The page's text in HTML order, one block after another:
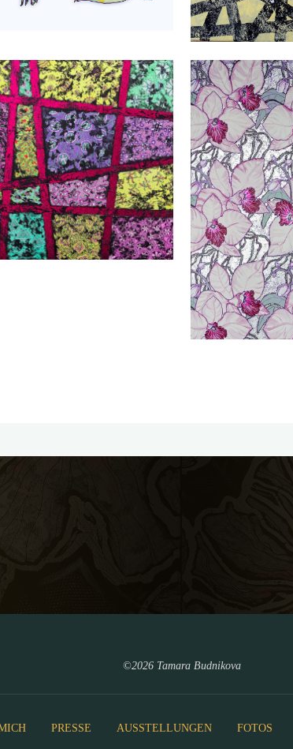
©2026 Tamara Budnikova
PRESSE AUSSTELLUNGEN FOTOS